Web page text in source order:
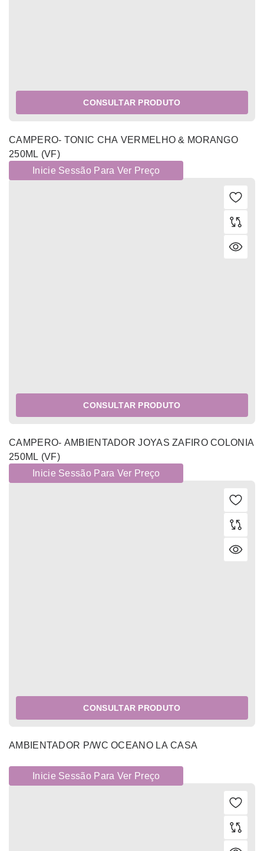
CONSULTAR PRODUTO
CAMPERO- TONIC CHA VERMELHO & MORANGO
250ML (VF)
Inicie Sessão Para Ver Preço
CONSULTAR PRODUTO
CAMPERO- AMBIENTADOR JOYAS ZAFIRO COLONIA
250ML (VF)
Inicie Sessão Para Ver Preço
CONSULTAR PRODUTO
AMBIENTADOR P/WC OCEANO LA CASA
Inicie Sessão Para Ver Preço